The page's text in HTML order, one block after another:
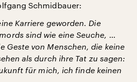
Schmidbauer:
Karriere geworden. Die
sind wie eine Seuche, …
Geste von Menschen, die keine
als durch ihre Tat zu sagen:
für mich, ich finde keinen